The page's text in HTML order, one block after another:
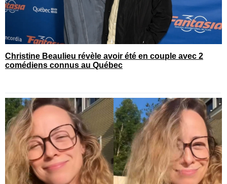
Christine Beaulieu révèle avoir été en couple avec 2
comédiens connus au Québec